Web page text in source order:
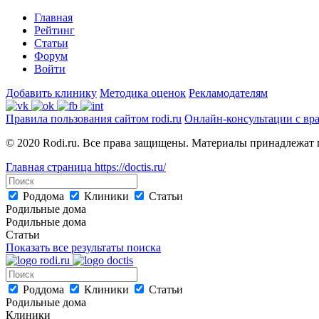
Главная
Рейтинг
Статьи
Форум
Войти
Добавить клинику Методика оценок Рекламодателям
Правила пользования сайтом rodi.ru Онлайн-консультации с
© 2020 Rodi.ru. Все права защищены. Материалы принадлежат
Главная страница https://doctis.ru/
Роддома Клиники
Статьи
Родильные дома
Родильные дома
Статьи
Показать все результаты поиска
Роддома Клиники
Статьи
Родильные дома
Клиники